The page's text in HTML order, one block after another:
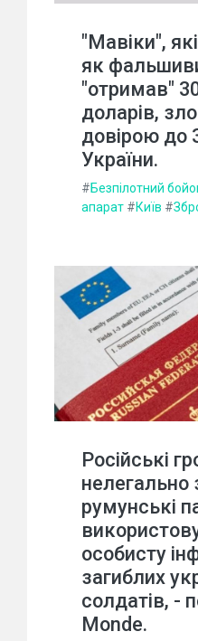
"Мавіки",
як
"отримав"
доларів,
довірою до
України.
#Безпілотний
апарат #Київ #
Російські
румунські
особисту
загиблих
солдатів, -
Monde.